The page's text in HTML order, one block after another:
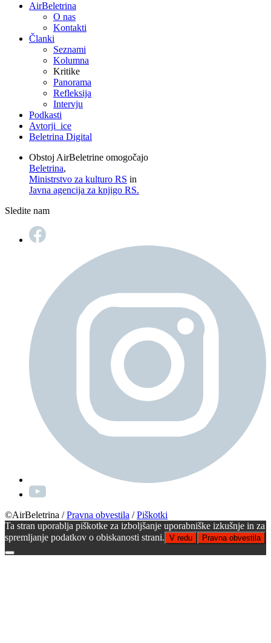
AirBeletrina
O nas
Kontakti
Članki
Seznami
Kolumna
Kritike
Panorama
Refleksija
Intervju
Podkasti
Avtorji_ice
Beletrina Digital
Obstoj AirBeletrine omogočajo
Beletrina,
Ministrstvo za kulturo RS in
Javna agencija za knjigo RS.
Sledite nam
©AirBeletrina /Pravna obvestila /Piškotki
Ta stran uporablja piškotke za izboljšanje uporabniške izkušnje in za
spremljanje podatkov o obiskanosti strani. V redu Pravna obvestila